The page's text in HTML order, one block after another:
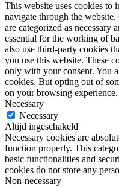
This website uses cookies to
navigate through the
are categorized as necessary
essential for the working of
also use third-party cookies
you use this website. These
only with your consent. You
cookies. But opting out of
on your browsing experience.
Necessary
Necessary
Altijd ingeschakeld
Necessary cookies are
function properly. This
basic functionalities and
cookies do not store any
Non-necessary